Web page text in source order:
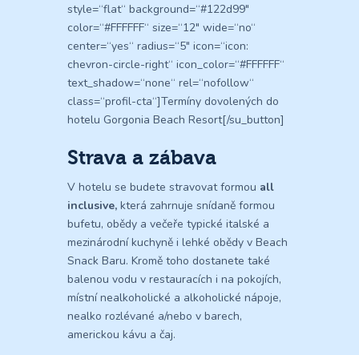
style=“flat“ background=“#122d99″
color=“#FFFFFF“ size=“12″ wide=“no“
center=“yes“ radius=“5″ icon=“icon:
chevron-circle-right“ icon_color=“#FFFFFF“
text_shadow=“none“ rel=“nofollow“
class=“profil-cta“]Termíny dovolených do
hotelu Gorgonia Beach Resort[/su_button]
Strava a zábava
V hotelu se budete stravovat formou all
inclusive, která zahrnuje snídaně formou
bufetu, obědy a večeře typické italské a
mezinárodní kuchyně i lehké obědy v Beach
Snack Baru. Kromě toho dostanete také
balenou vodu v restauracích i na pokojích,
místní nealkoholické a alkoholické nápoje,
nealko rozlévané a/nebo v barech,
americkou kávu a čaj.